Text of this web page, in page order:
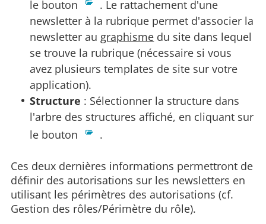
le bouton
. Le rattachement d'une
newsletter à la rubrique permet d'associer la
newsletter au graphisme du site dans lequel
se trouve la rubrique (nécessaire si vous
avez plusieurs templates de site sur votre
application).
Structure : Sélectionner la structure dans
l'arbre des structures affiché, en cliquant sur
le bouton
.
Ces deux dernières informations permettront de
définir des autorisations sur les newsletters en
utilisant les périmètres des autorisations (cf.
Gestion des rôles/Périmètre du rôle).